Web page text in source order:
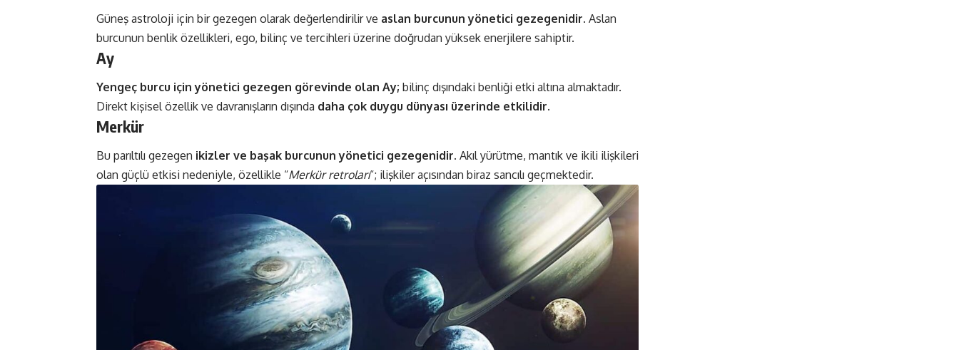
Güneş astroloji için bir gezegen olarak değerlendirilir ve aslan burcunun yönetici gezegenidir. Aslan
burcunun benlik özellikleri, ego, bilinç ve tercihleri üzerine doğrudan yüksek enerjilere sahiptir.
Ay
Yengeç burcu için yönetici gezegen görevinde olan Ay; bilinç dışındaki benliği etki altına almaktadır.
Direkt kişisel özellik ve davranışların dışında daha çok duygu dünyası üzerinde etkilidir.
Merkür
Bu parıltılı gezegen ikizler ve başak burcunun yönetici gezegenidir. Akıl yürütme, mantık ve ikili ilişkileri
olan güçlü etkisi nedeniyle, özellikle “Merkür retroları“; ilişkiler açısından biraz sancılı geçmektedir.